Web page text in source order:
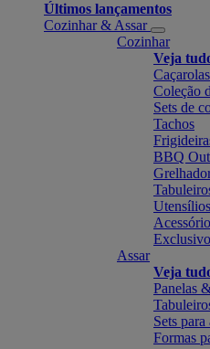
Últimos lançamentos
Cozinhar & Assar
Cozinhar
Veja
Caçarolas
Coleção
Sets de
Tachos
BBQ
Assar
Veja
Panelas
Sets para
Formas